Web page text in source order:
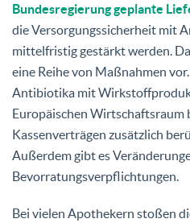
Bundesregierung geplante
die Versorgungssicherheit mit
mittelfristig gestärkt werden.
eine Reihe von Maßnahmen
Antibiotika mit
Europäischen Wirtschaftsraum
Kassenverträgen zusätzlich
Außerdem gibt es
Bevorratungsverpflichtungen.
Bei vielen Apothekern stoßen